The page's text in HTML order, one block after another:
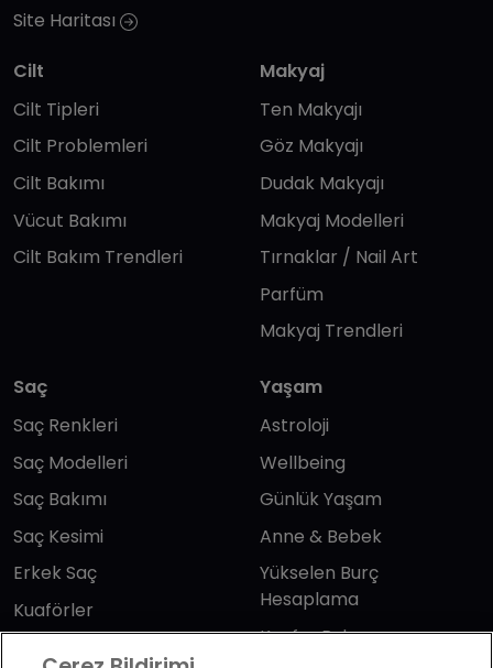
Site Haritası
Cilt
Cilt Tipleri
Cilt Problemleri
Cilt Bakımı
Vücut Bakımı
Cilt Bakım Trendleri
Makyaj
Ten Makyajı
Göz Makyajı
Dudak Makyajı
Makyaj Modelleri
Tırnaklar / Nail Art
Parfüm
Makyaj Trendleri
Saç
Saç Renkleri
Saç Modelleri
Saç Bakımı
Saç Kesimi
Erkek Saç
Kuaförler
Yaşam
Astroloji
Wellbeing
Günlük Yaşam
Anne & Bebek
Yükselen Burç
Hesaplama
Kuafor Bulma